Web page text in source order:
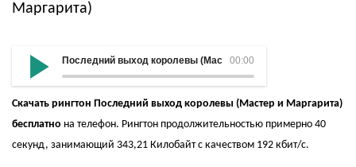
Маргарита)
00:00
Последний выход королевы (Мастер и Маргарита)
Скачать рингтон Последний выход королевы (Мастер и Маргарита)
бесплатно на телефон. Рингтон продолжительностью примерно 40
секунд, занимающий 343,21 Килобайт с качеством 192 кбит/с.